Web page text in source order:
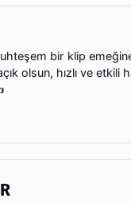
bir klip
olsun, hızlı ve etkili